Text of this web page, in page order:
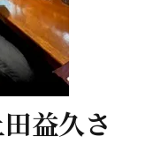
益久さ